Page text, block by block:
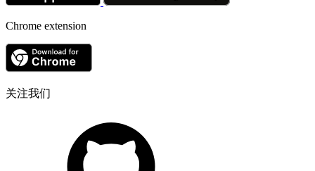
Chrome extension
关注我们